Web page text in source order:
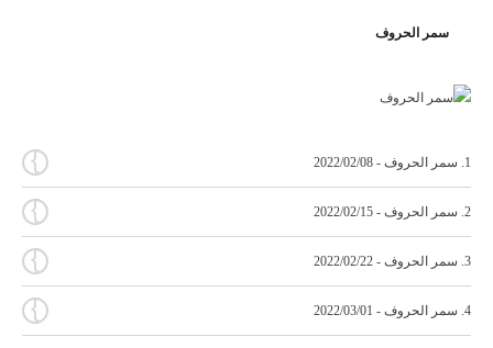
سمر الحروف
1. سمر الحروف - 2022/02/08 {
2. سمر الحروف - 2022/02/15 {
3. سمر الحروف - 2022/02/22 {
4. سمر الحروف - 2022/03/01 {